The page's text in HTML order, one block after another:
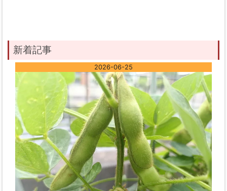
新着記事
2026-06-25